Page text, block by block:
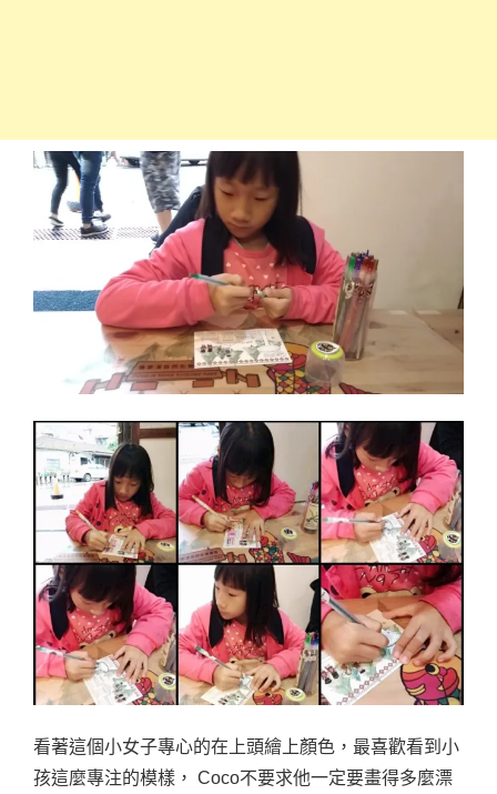
看著這個小女子專心的在上頭繪上顏色，最喜歡看到小
孩這麼專注的模樣， Coco不要求他一定要畫得多麼漂